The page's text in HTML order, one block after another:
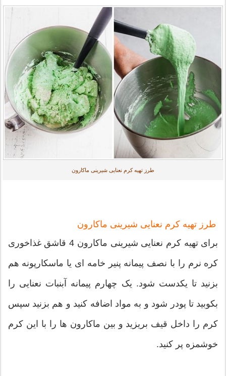
طرز تهیه کرم نعنایی شیرینی ماکارون
طرز تهیه کرم نعنایی شیرینی ماکارون
برای تهیه کرم نعنایی شیرینی ماکارون 4 قاشق غذاخوری
کره نرم را با نصف پیمانه پنیر خامه ای یا ماسکارپونه هم
بزنید تا یکدست شود. یک چهارم پیمانه آبنبات نعنایی را
بکوبید تا پودر شود و به مواد اضافه کنید و هم بزنید سپس
کرم را داخل قیف بریزید و بین ماکارون ها را با این کرم
خوشمزه پر کنید.